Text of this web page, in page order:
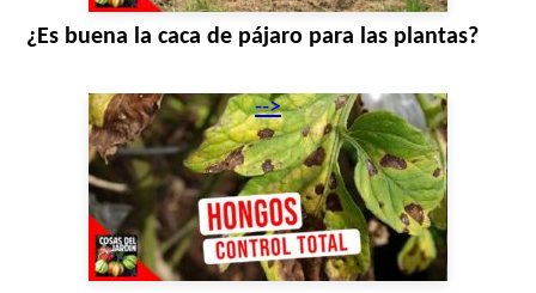
¿Es buena la caca de pájaro para las plantas?
-->